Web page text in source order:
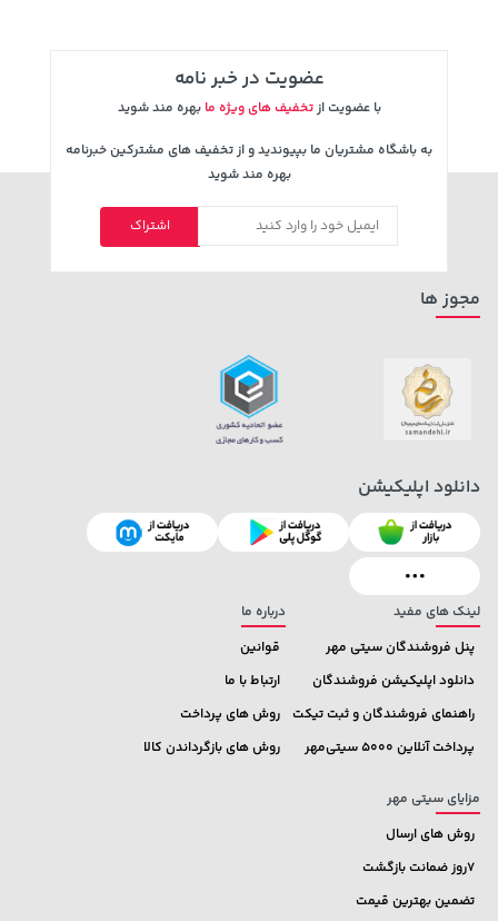
خرید 40,380,000 تومان
1,109,000 تومان خرید
129,000 تومان
145,900
عضویت در خبر نامه
با عضویت ازتخفیف های ویژه ما بهره مند شوید
به باشگاه مشتریان ما بپیوندید و از تخفیف های مشترکین خبرنامه
بهره مند شوید
اشتراک
لینک های مفید
پنل فروشندگان سیتی مهر
دانلود اپلیکیشن فروشندگان
راهنمای فروشندگان و ثبت تیکت
پرداخت آنلاین 5000 سیتی‌مهر
درباره ما
قوانین
ارتباط با ما
روش های پرداخت
روش های بازگرداندن کالا
مزایای سیتی مهر
روش های ارسال
7روز ضمانت بازگشت
تضمین بهترین قیمت
مجوز ها
دانلود اپلیکیشن